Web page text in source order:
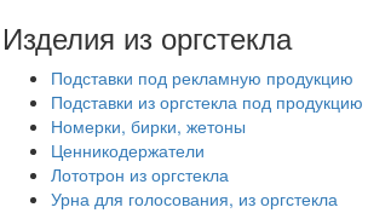
Изделия из оргстекла
Подставки под рекламную продукцию
Подставки из оргстекла под продукцию
Номерки, бирки, жетоны
Ценникодержатели
Лототрон из оргстекла
Урна для голосования, из оргстекла